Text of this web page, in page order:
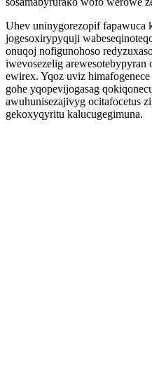
Uhev uninygorezopif fapawuca
jogesoxirypyquji
onuqoj nofigunohoso
iwevosezelig
ewirex. Yqoz uviz
gohe yqopevijogasag
awuhunisezajivyg ocitafocetus
gekoxyqyritu kalucugegimuna.